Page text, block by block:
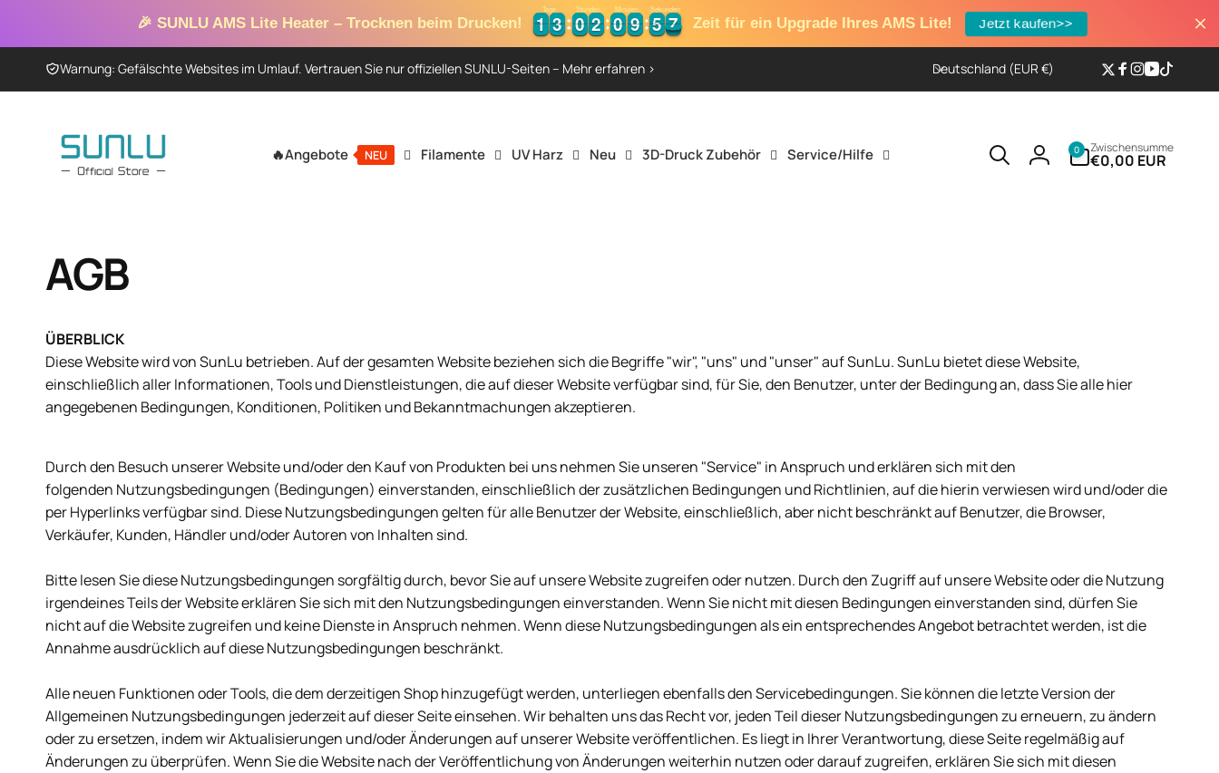
🎉 SUNLU AMS Lite Heater – Trocknen beim Drucken! 1
1
1
1 3
3
3
3
Tage
0
0
0
0 2
2
2
2
Stunden
0
0
0
0 9
9
9
9
Minuten
5
5
5
5 6
6
7
Sekunden
Zeit für ein Upgrade Ihres AMS Lite! Jetzt kaufen>>
Warnung: Gefälschte Websites im Umlauf. Vertrauen Sie nur offiziellen SUNLU-Seiten – Mehr erfahren >
Deutschland (EUR €) Twitter
Facebook
Instagram
YouTube
TikTok
🔥Angebote NEU Filamente UV Harz Neu 3D-Druck Zubehör Service/Hilfe Einloggen
0
Artikel
Zwischensumme
€0,00 EUR
AGB
ÜBERBLICK
Diese Website wird von SunLu betrieben. Auf der gesamten Website beziehen sich die Begriffe "wir", "uns" und "unser" auf SunLu. SunLu bietet diese Website,
einschließlich aller Informationen, Tools und Dienstleistungen, die auf dieser Website verfügbar sind, für Sie, den Benutzer, unter der Bedingung an, dass Sie alle hier
angegebenen Bedingungen, Konditionen, Politiken und Bekanntmachungen akzeptieren.
Durch den Besuch unserer Website und/oder den Kauf von Produkten bei uns nehmen Sie unseren "Service" in Anspruch und erklären sich mit den
folgenden Nutzungsbedingungen (Bedingungen) einverstanden, einschließlich der zusätzlichen Bedingungen und Richtlinien, auf die hierin verwiesen wird und/oder die
per Hyperlinks verfügbar sind. Diese Nutzungsbedingungen gelten für alle Benutzer der Website, einschließlich, aber nicht beschränkt auf Benutzer, die Browser,
Verkäufer, Kunden, Händler und/oder Autoren von Inhalten sind.
Bitte lesen Sie diese Nutzungsbedingungen sorgfältig durch, bevor Sie auf unsere Website zugreifen oder nutzen. Durch den Zugriff auf unsere Website oder die Nutzung
irgendeines Teils der Website erklären Sie sich mit den Nutzungsbedingungen einverstanden. Wenn Sie nicht mit diesen Bedingungen einverstanden sind, dürfen Sie
nicht auf die Website zugreifen und keine Dienste in Anspruch nehmen. Wenn diese Nutzungsbedingungen als ein entsprechendes Angebot betrachtet werden, ist die
Annahme ausdrücklich auf diese Nutzungsbedingungen beschränkt.
Alle neuen Funktionen oder Tools, die dem derzeitigen Shop hinzugefügt werden, unterliegen ebenfalls den Servicebedingungen. Sie können die letzte Version der
Allgemeinen Nutzungsbedingungen jederzeit auf dieser Seite einsehen. Wir behalten uns das Recht vor, jeden Teil dieser Nutzungsbedingungen zu erneuern, zu ändern
oder zu ersetzen, indem wir Aktualisierungen und/oder Änderungen auf unserer Website veröffentlichen. Es liegt in Ihrer Verantwortung, diese Seite regelmäßig auf
Änderungen zu überprüfen. Wenn Sie die Website nach der Veröffentlichung von Änderungen weiterhin nutzen oder darauf zugreifen, erklären Sie sich mit diesen